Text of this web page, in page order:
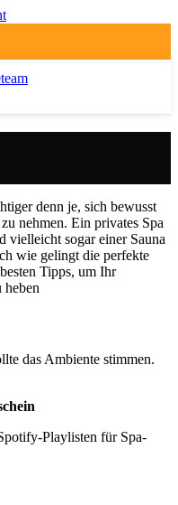
denn je, sich bewusst
nehmen. Ein privates Spa
vielleicht sogar einer Sauna
wie gelingt die perfekte
Tipps, um Ihr
heben
das Ambiente stimmen.
Playlisten für Spa-